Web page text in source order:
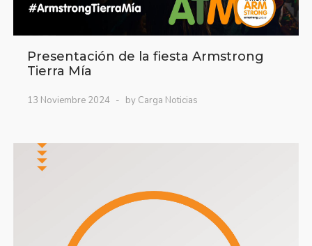
Presentación de la fiesta Armstrong
Tierra Mía
13 Noviembre 2024 by Carga Noticias